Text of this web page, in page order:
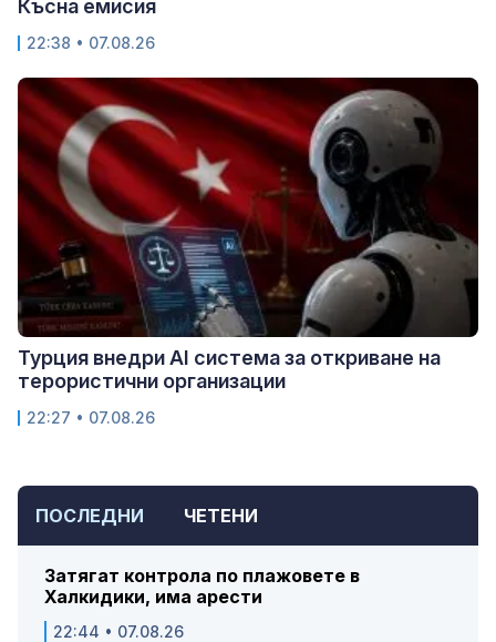
ПОСЛЕДНИ ЧЕТЕНИ
Затягат контрола по плажовете в
Халкидики, има арести
22:44 • 07.08.26
Късна емисия
22:38 • 07.08.26
Турция внедри AI система за откриване на
терористични организации
22:27 • 07.08.26